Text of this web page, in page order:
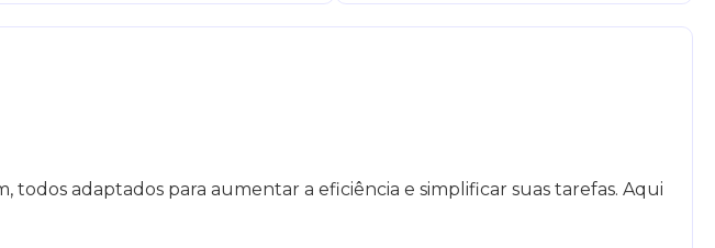
adaptados para aumentar a eficiência e simplificar suas tarefas. Aqui